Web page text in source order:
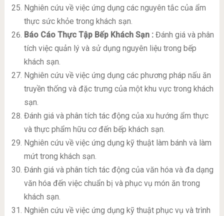
Nghiên cứu về việc ứng dụng các nguyên tắc của ẩm
thực sức khỏe trong khách sạn.
Báo Cáo Thực Tập Bếp Khách Sạn: Đánh giá và phân
tích việc quản lý và sử dụng nguyên liệu trong bếp
khách sạn.
Nghiên cứu về việc ứng dụng các phương pháp nấu ăn
truyền thống và đặc trưng của một khu vực trong khách
sạn.
Đánh giá và phân tích tác động của xu hướng ẩm thực
và thực phẩm hữu cơ đến bếp khách sạn.
Nghiên cứu về việc ứng dụng kỹ thuật làm bánh và làm
mứt trong khách sạn.
Đánh giá và phân tích tác động của văn hóa và đa dạng
văn hóa đến việc chuẩn bị và phục vụ món ăn trong
khách sạn.
Nghiên cứu về việc ứng dụng kỹ thuật phục vụ và trình